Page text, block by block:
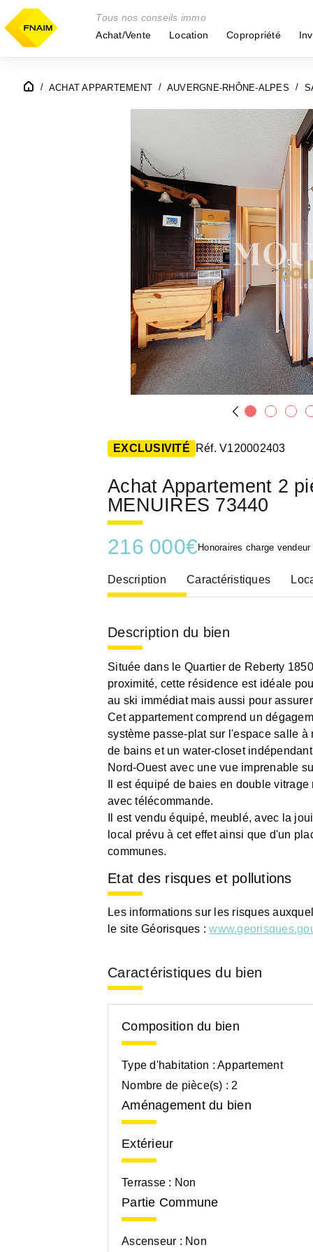
Tous nos conseils immo
Achat/Vente
Location Copropriété
ACHAT APPARTEMENT AUVERGNE-RHÔNE-ALPES
EXCLUSIVITÉ Réf. V120002403
Achat Appartement 2
MENUIRES 73440
216 000€ Honoraires charge vendeur
Description Caractéristiques
Description du bien
Située dans le Quartier de Reberty
proximité, cette résidence est idéale
au ski immédiat mais aussi pour
Cet appartement comprend un
système passe-plat sur l'espace salle
de bains et un water-closet
Nord-Ouest avec une vue imprenable
Il est équipé de baies en double
avec télécommande.
Il est vendu équipé, meublé, avec la
local prévu à cet effet ainsi que d'un
communes.
Etat des risques et pollutions
Les informations sur les risques
le site Géorisques :
Caractéristiques du bien
Composition du bien
Type d'habitation : Appartement
Nombre de pièce(s) :2
Aménagement du bien
Extérieur
Terrasse : Non
Partie Commune
Ascenseur : Non